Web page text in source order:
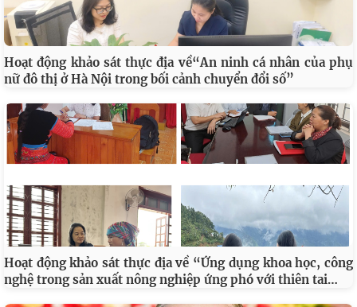
Hoạt động khảo sát thực địa về“An ninh cá nhân của phụ
nữ đô thị ở Hà Nội trong bối cảnh chuyển đổi số”
Hoạt động khảo sát thực địa về “Ứng dụng khoa học, công
nghệ trong sản xuất nông nghiệp ứng phó với thiên tai…